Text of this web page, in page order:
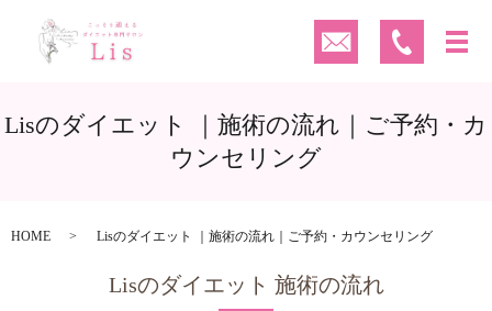
Lisのダイエット ｜施術の流れ｜ご予約・カ
ウンセリング
HOME Lisのダイエット ｜施術の流れ｜ご予約・カウンセリング
Lisのダイエット 施術の流れ